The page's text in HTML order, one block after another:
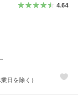
4.64
日を除く）